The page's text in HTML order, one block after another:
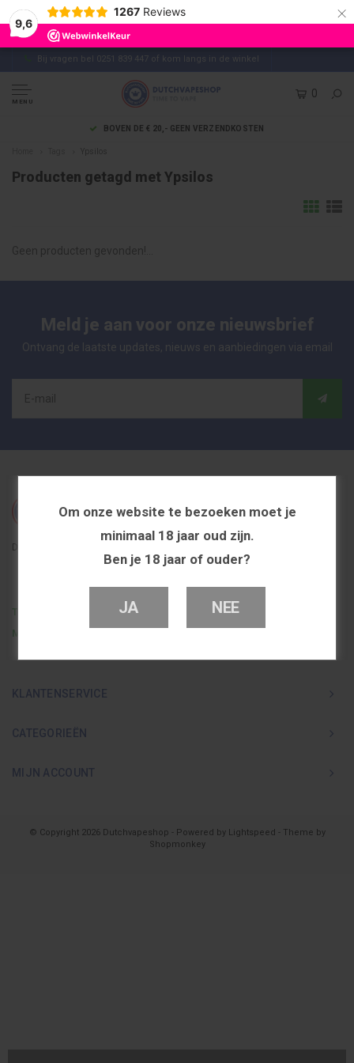
Om onze website te bezoeken moet je
minimaal 18 jaar oud zijn.
Ben je 18 jaar of ouder?
JA NEE
9,6
1267 Reviews ×
Bij vragen bel 0251 839 447 of kom langs in de winkel
MENU
0
BOVEN DE € 20,- GEEN VERZENDKOSTEN
Ypsilos
Producten getagd met Ypsilos
Geen producten gevonden!...
Meld je aan voor onze nieuwsbrief
Ontvang de laatste updates, nieuws en aanbiedingen via email
De beste en voordeligste vapeshop in Nederland
Telefoon
0251 839 447
KLANTENSERVICE
CATEGORIEËN
MIJN ACCOUNT
© Copyright 2026 Dutchvapeshop - Powered by Lightspeed - Theme by
Shopmonkey